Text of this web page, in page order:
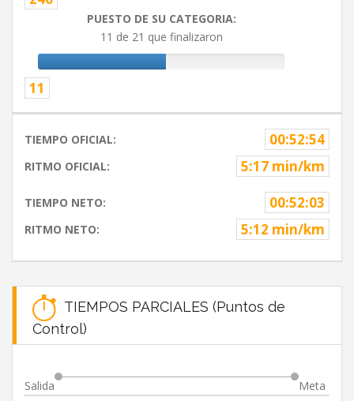
PUESTO DE SU CATEGORIA:
11 de 21 que finalizaron
11
TIEMPO OFICIAL: 00:52:54
RITMO OFICIAL: 5:17 min/km
TIEMPO NETO: 00:52:03
RITMO NETO: 5:12 min/km
TIEMPOS PARCIALES (Puntos de
Control)
Salida Meta